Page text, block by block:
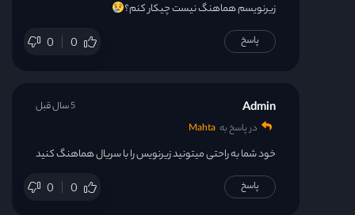
زیرنویسم هماهنگ نیست چیکار کنم؟
0 0 پاسخ
Admin
در پاسخ به Mahta
خود شما به راحتی میتونید زیرنویس را با سریال هماهنگ کنید
0 0
5 سال قبل
پاسخ